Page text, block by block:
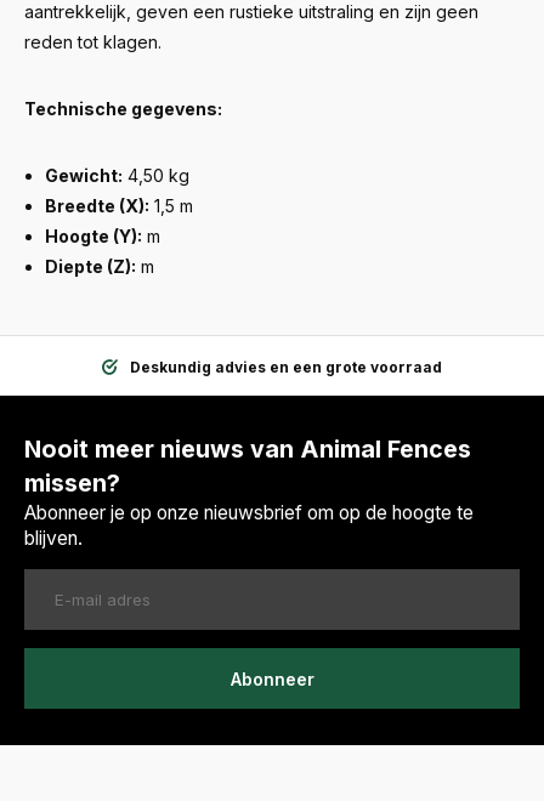
aantrekkelijk, geven een rustieke uitstraling en zijn geen
reden tot klagen.
Technische gegevens:
Gewicht: 4,50 kg
Breedte (X): 1,5 m
Hoogte (Y): m
Diepte (Z): m
Eigen transport en snel geleverd
Nooit meer nieuws van Animal Fences
missen?
Abonneer je op onze nieuwsbrief om op de hoogte te
blijven.
Abonneer